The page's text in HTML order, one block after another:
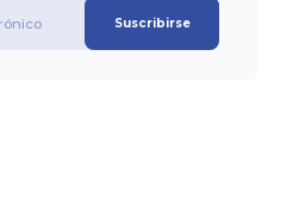
Suscribirse